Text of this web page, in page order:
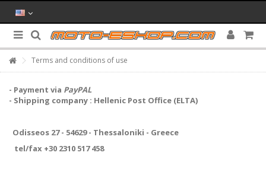
Terms and conditions of use
- Payment via PayPAL
- Shipping company : Hellenic Post Office (ELTA)
Odisseos 27 - 54629 - Thessaloniki - Greece
tel/fax +30 2310 517 458